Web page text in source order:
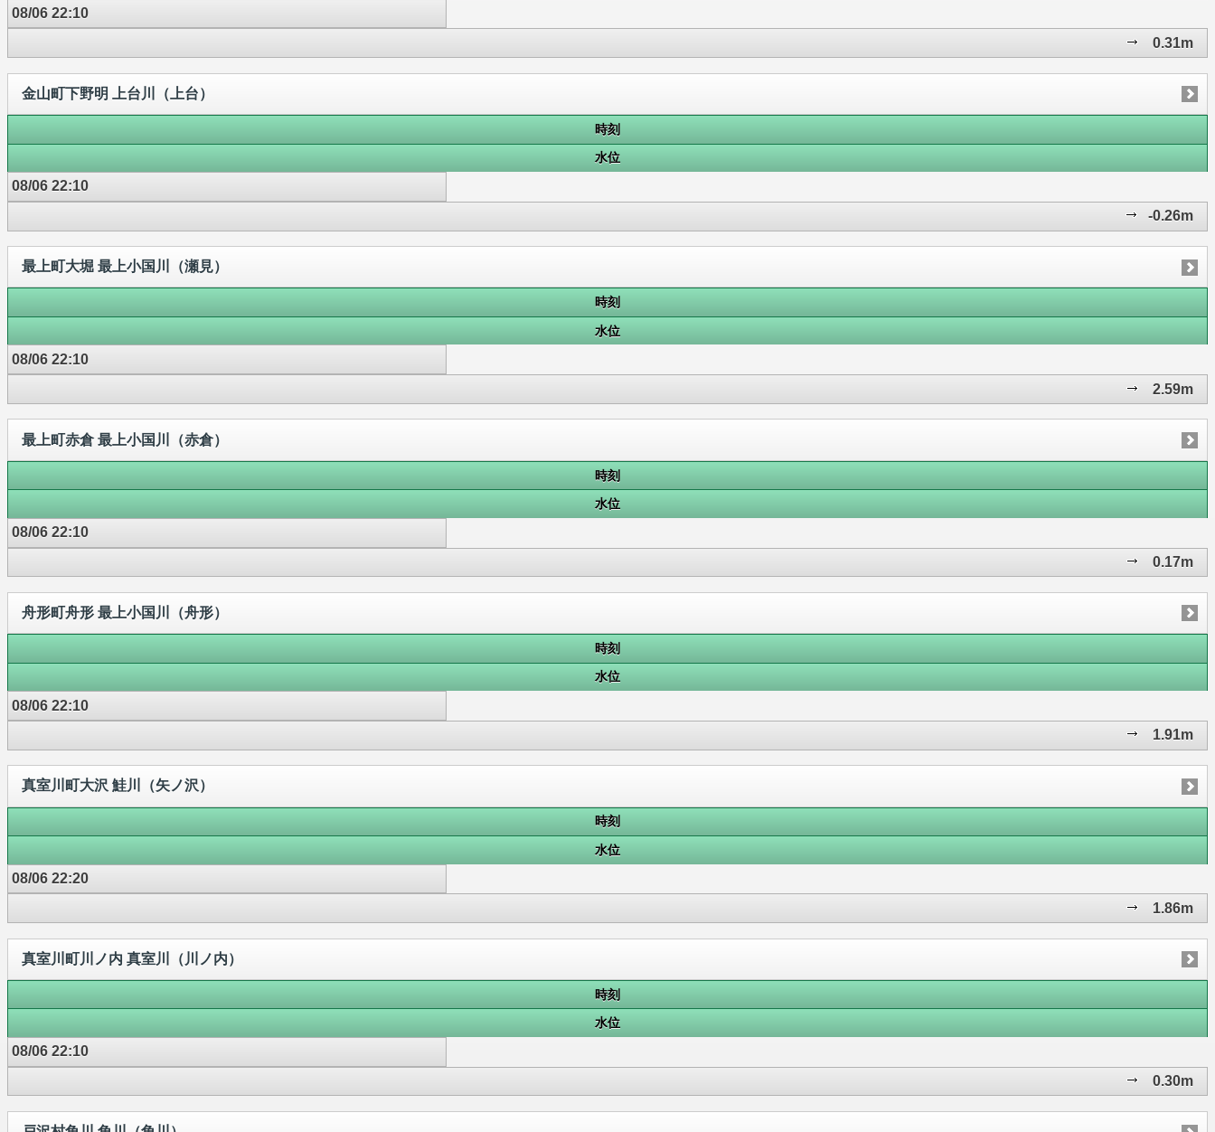
08/06 22:10
0.31m
金山町下野明 上台川（上台）
時刻
水位
08/06 22:10
-0.26m
最上町大堀 最上小国川（瀬見）
時刻
水位
08/06 22:10
2.59m
最上町赤倉 最上小国川（赤倉）
時刻
水位
08/06 22:10
0.17m
舟形町舟形 最上小国川（舟形）
時刻
水位
08/06 22:10
1.91m
真室川町大沢 鮭川（矢ノ沢）
時刻
水位
08/06 22:20
1.86m
真室川町川ノ内 真室川（川ノ内）
時刻
水位
08/06 22:10
0.30m